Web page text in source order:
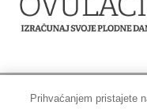
Prihvaćanjem pristajete